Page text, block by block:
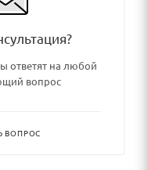
ответят на любой
вопрос
ВОПРОС